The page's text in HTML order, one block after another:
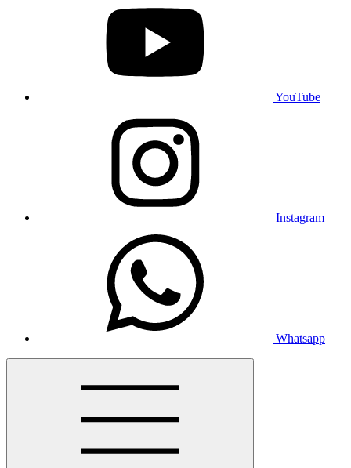
YouTube
Instagram
Whatsapp